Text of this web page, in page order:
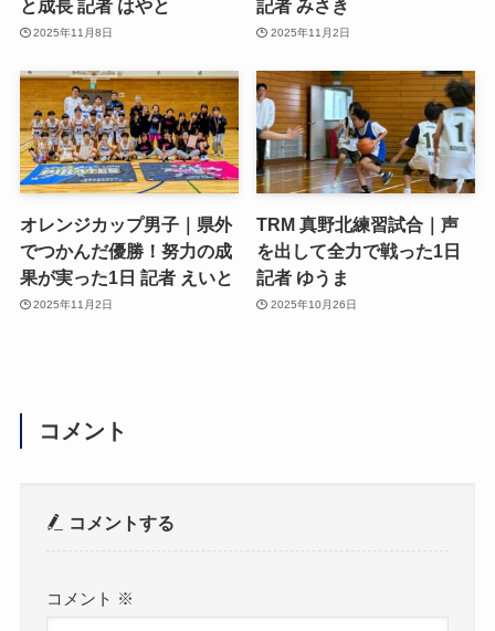
と成長 記者 はやと
2025年11月8日
記者 みさき
2025年11月2日
オレンジカップ男子｜県外
でつかんだ優勝！努力の成
果が実った1日 記者 えいと
2025年11月2日
TRM 真野北練習試合｜声
を出して全力で戦った1日
記者 ゆうま
2025年10月26日
コメント
コメントする
コメント ※